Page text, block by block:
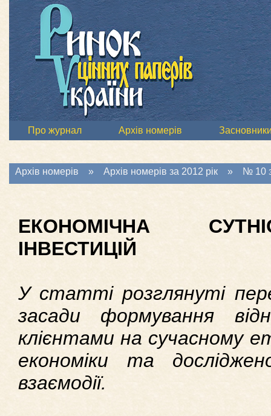
Про журнал Архів номерів
Архів номерів » Архів номерів за 2012 рік » № 10
ЕКОНОМІЧНА
ІНВЕСТИЦІЙ
У статті розглянуті
засади формування
клієнтами на сучасному
економіки та
взаємодії.